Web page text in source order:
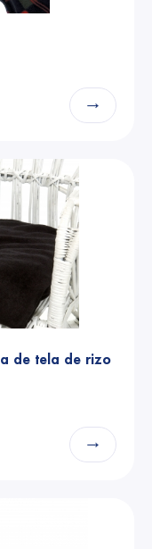
→
de tela de rizo
→